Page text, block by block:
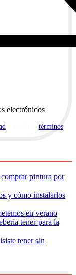
electrónicos
términos
pintura por
y cómo instalarlos
en verano
tener para la
tener sin